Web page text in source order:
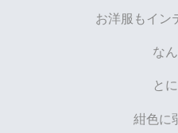
お洋服もイン
な
と
紺色に